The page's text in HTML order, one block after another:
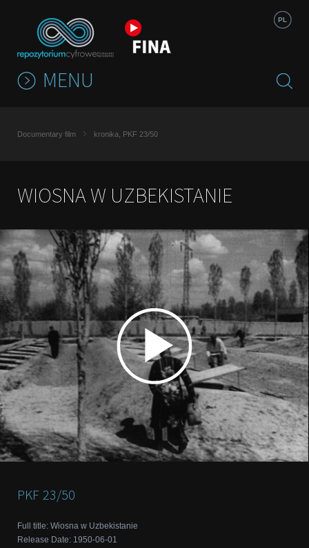
PL
MENU
Documentary film kronika, PKF 23/50
WIOSNA W UZBEKISTANIE
PKF 23/50
Full title: Wiosna w Uzbekistanie
Release Date: 1950-06-01